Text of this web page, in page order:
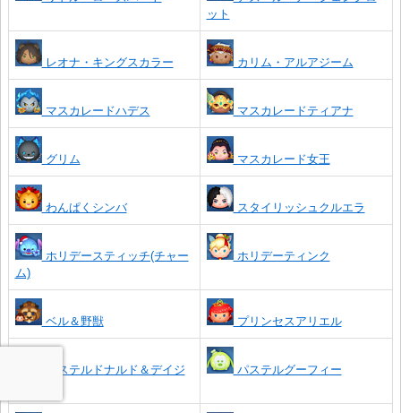
ット
レオナ・キングスカラー カリム・アルアジーム
マスカレードハデス マスカレードティアナ
グリム マスカレード女王
わんぱくシンバ スタイリッシュクルエラ
ホリデースティッチ(チャー
ム)
ホリデーティンク
ベル＆野獣 プリンセスアリエル
パステルドナルド＆デイジ
パステルグーフィー